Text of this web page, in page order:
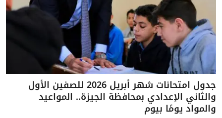
جدول امتحانات شهر أبريل 2026 للصفين الأول
والثاني الإعدادي بمحافظة الجيزة.. المواعيد
والمواد يومًا بيوم